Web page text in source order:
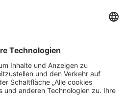
Die Datennutzung
berücksichtigt stets den
im Datenfreigabepass
festgelegten Willen der